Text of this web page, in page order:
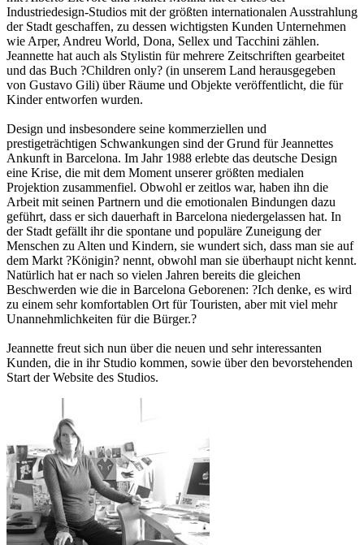
Industriedesign-Studios mit der größten internationalen Ausstrahlung
der Stadt geschaffen, zu dessen wichtigsten Kunden Unternehmen
wie Arper, Andreu World, Dona, Sellex und Tacchini zählen.
Jeannette hat auch als Stylistin für mehrere Zeitschriften gearbeitet
und das Buch ?Children only? (in unserem Land herausgegeben
von Gustavo Gili) über Räume und Objekte veröffentlicht, die für
Kinder entworfen wurden.
Design und insbesondere seine kommerziellen und
prestigeträchtigen Schwankungen sind der Grund für Jeannettes
Ankunft in Barcelona. Im Jahr 1988 erlebte das deutsche Design
eine Krise, die mit dem Moment unserer größten medialen
Projektion zusammenfiel. Obwohl er zeitlos war, haben ihn die
Arbeit mit seinen Partnern und die emotionalen Bindungen dazu
geführt, dass er sich dauerhaft in Barcelona niedergelassen hat. In
der Stadt gefällt ihr die spontane und populäre Zuneigung der
Menschen zu Alten und Kindern, sie wundert sich, dass man sie auf
dem Markt ?Königin? nennt, obwohl man sie überhaupt nicht kennt.
Natürlich hat er nach so vielen Jahren bereits die gleichen
Beschwerden wie die in Barcelona Geborenen: ?Ich denke, es wird
zu einem sehr komfortablen Ort für Touristen, aber mit viel mehr
Unannehmlichkeiten für die Bürger.?
Jeannette freut sich nun über die neuen und sehr interessanten
Kunden, die in ihr Studio kommen, sowie über den bevorstehenden
Start der Website des Studios.